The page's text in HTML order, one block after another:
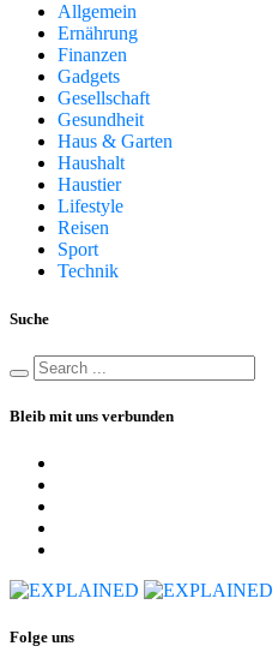
Allgemein
Ernährung
Finanzen
Gadgets
Gesellschaft
Gesundheit
Haus & Garten
Haushalt
Haustier
Lifestyle
Reisen
Sport
Technik
Suche
Bleib mit uns verbunden
Folge uns